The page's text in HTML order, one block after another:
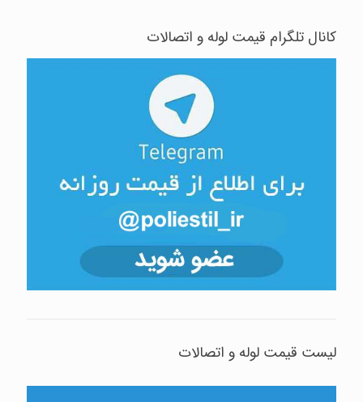
کانال تلگرام قیمت لوله و اتصالات
لیست قیمت لوله و اتصالات